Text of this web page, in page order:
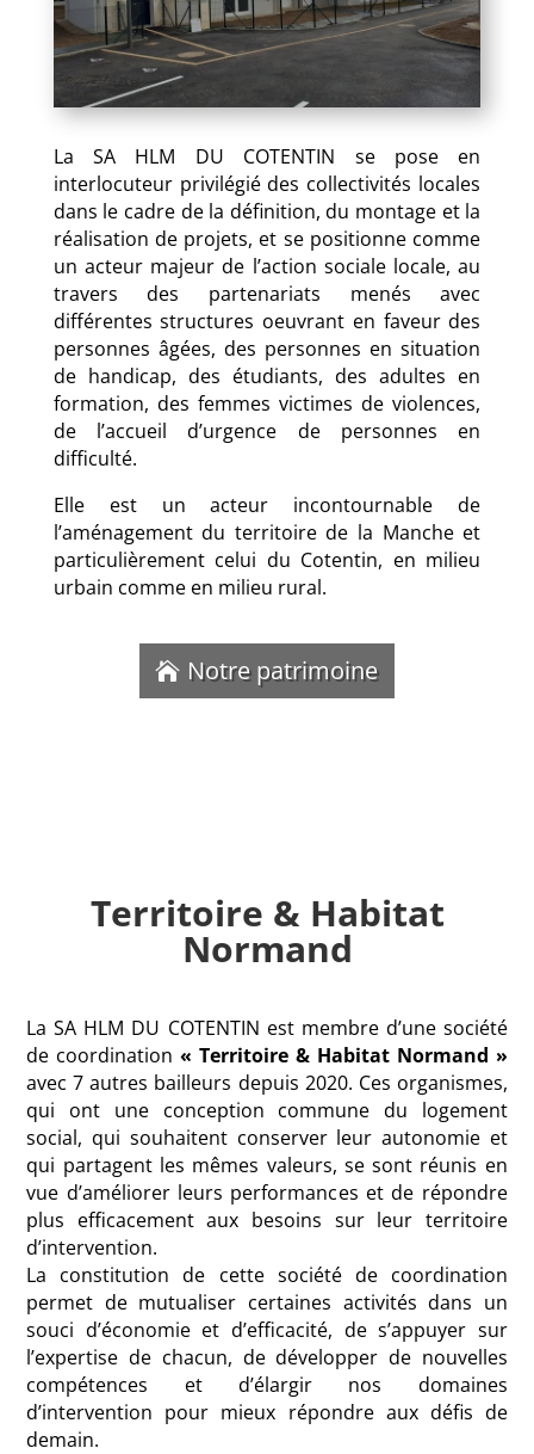
La SA HLM DU COTENTIN se pose en
interlocuteur privilégié des collectivités locales
dans le cadre de la définition, du montage et la
réalisation de projets, et se positionne comme
un acteur majeur de l’action sociale locale, au
travers des partenariats menés avec
différentes structures oeuvrant en faveur des
personnes âgées, des personnes en situation
de handicap, des étudiants, des adultes en
formation, des femmes victimes de violences,
de l’accueil d’urgence de personnes en
difficulté.
Elle est un acteur incontournable de
l’aménagement du territoire de la Manche et
particulièrement celui du Cotentin, en milieu
urbain comme en milieu rural.
Notre patrimoine
Territoire & Habitat
Normand
La SA HLM DU COTENTIN est membre d’une société
de coordination« Territoire & Habitat Normand »
avec 7 autres bailleurs depuis 2020. Ces organismes,
qui ont une conception commune du logement
social, qui souhaitent conserver leur autonomie et
qui partagent les mêmes valeurs, se sont réunis en
vue d’améliorer leurs performances et de répondre
plus efficacement aux besoins sur leur territoire
d’intervention.
La constitution de cette société de coordination
permet de mutualiser certaines activités dans un
souci d’économie et d’efficacité, de s’appuyer sur
l’expertise de chacun, de développer de nouvelles
compétences et d’élargir nos domaines
d’intervention pour mieux répondre aux défis de
demain.